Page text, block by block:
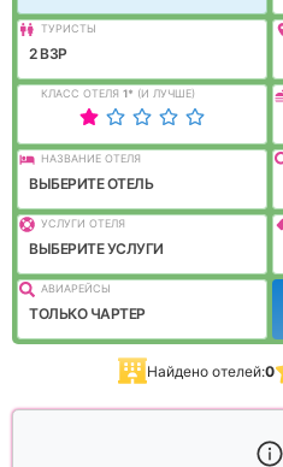
ТУРИСТЫ
2 ВЗР
КЛАСС ОТЕЛЯ 1* (И ЛУЧШЕ)
НАЗВАНИЕ ОТЕЛЯ
ВЫБЕРИТЕ ОТЕЛЬ
УСЛУГИ ОТЕЛЯ
ВЫБЕРИТЕ УСЛУГИ
АВИАРЕЙСЫ
ТОЛЬКО ЧАРТЕР
Найдено отелей:0